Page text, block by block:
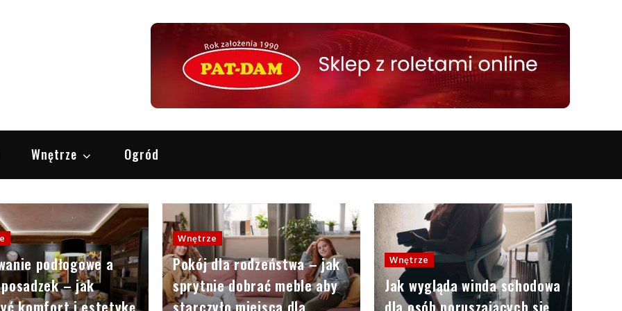
Remont i Urządzanie Wnętrz
Wnętrze Ogród
podłogowe a
– jak
Wnętrze
Pokój dla rodzeństwa – jak
sprytnie dobrać meble aby
Wnętrze
Jak wygląda winda schodowa